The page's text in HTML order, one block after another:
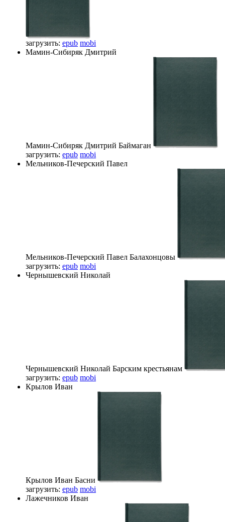
загрузить: epub mobi
Мамин-Сибиряк Дмитрий
Мамин-Сибиряк Дмитрий Баймаган
загрузить: epub mobi
Мельников-Печерский Павел
Мельников-Печерский Павел Балахонцовы
загрузить: epub mobi
Чернышевский Николай
Чернышевский Николай Барским крестьянам
загрузить: epub mobi
Крылов Иван
Крылов Иван Басни
загрузить: epub mobi
Лажечников Иван